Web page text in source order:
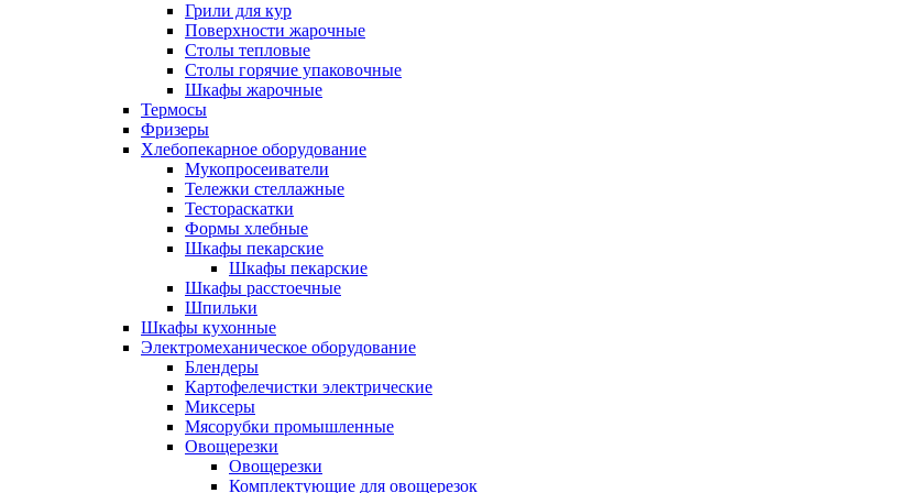
Грили для кур
Поверхности жарочные
Столы тепловые
Столы горячие упаковочные
Шкафы жарочные
Термосы
Фризеры
Хлебопекарное оборудование
Мукопросеиватели
Тележки стеллажные
Тестораскатки
Формы хлебные
Шкафы пекарские
Шкафы пекарские
Шкафы расстоечные
Шпильки
Шкафы кухонные
Электромеханическое оборудование
Блендеры
Картофелечистки электрические
Миксеры
Мясорубки промышленные
Овощерезки
Овощерезки
Комплектующие для овощерезок